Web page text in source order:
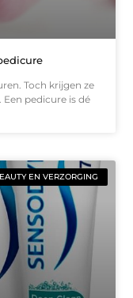
Toch krijgen ze
pedicure is dé
EN VERZORGING